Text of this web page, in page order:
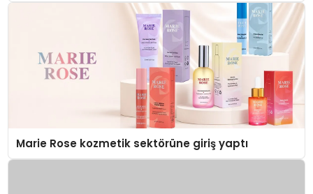
Marie Rose kozmetik sektörüne giriş yaptı